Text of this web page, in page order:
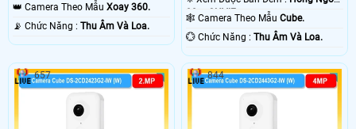
👑 Camera Theo Mẫu Xoay 360.
️📡 Chức Năng : Thu Âm Và Loa.
30m ONVIF.
🕸️ Camera Theo MẫuCube.
️💮 Chức Năng :Thu Âm Và Loa.
657 844